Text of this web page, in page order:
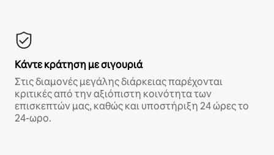
Κάντε κράτηση με σιγουριά
Στις διαμονές μεγάλης διάρκειας παρέχονται
κριτικές από την αξιόπιστη κοινότητα των
επισκεπτών μας, καθώς και υποστήριξη 24 ώρες το
24-ωρο.